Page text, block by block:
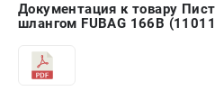
Документация к товару
шлангом FUBAG 166B